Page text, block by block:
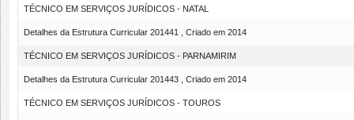
TÉCNICO EM SERVIÇOS JURÍDICOS - NATAL
Detalhes da Estrutura Curricular 201441 , Criado em 2014
TÉCNICO EM SERVIÇOS JURÍDICOS - PARNAMIRIM
Detalhes da Estrutura Curricular 201443 , Criado em 2014
TÉCNICO EM SERVIÇOS JURÍDICOS - TOUROS